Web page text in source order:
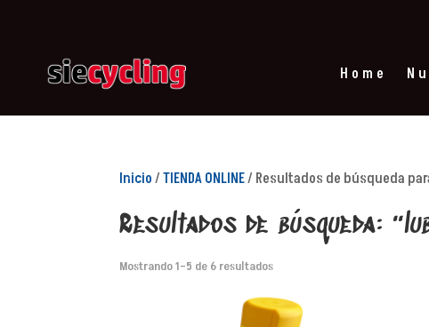
Home
Inicio/TIENDA ONLINE/ Resultados de búsqueda
Resultados de búsqueda:
Mostrando 1–5 de 6 resultados